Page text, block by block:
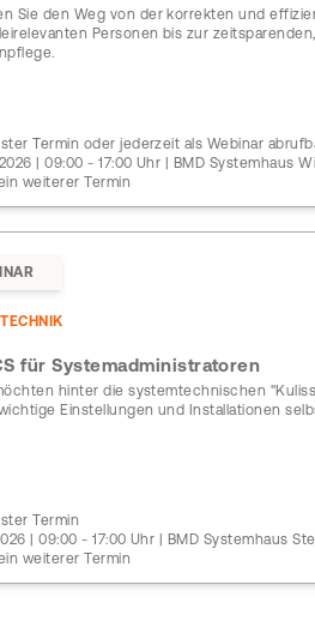
Sie den Weg von der korrekten und
Personen bis zur
Termin oder jederzeit als Webinar
| 09:00 - 17:00 Uhr | BMD Systemhaus
weiterer Termin
für Systemadministratoren
hinter die systemtechnischen
Einstellungen und Installationen
Termin
| 09:00 - 17:00 Uhr | BMD Systemhaus
weiterer Termin